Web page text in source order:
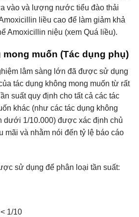
vào và lượng nước tiểu đào thải
liều cao để làm giảm khả
Amoxicillin niệu (xem Quá liều).
muốn (Tác dụng phụ)
lâm sàng lớn đã được sử dụng
tác dụng không mong muốn từ rất
suất quy định cho tất cả các tác
khác (như các tác dụng không
dưới 1/10.000) được xác định chủ
mãi và nhằm nói đến tỷ lệ báo cáo
sử dụng để phân loại tần suất:
1/10